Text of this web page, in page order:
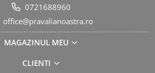
0721688960
office@pravalianoastra.ro
MAGAZINUL MEU
CLIENTI